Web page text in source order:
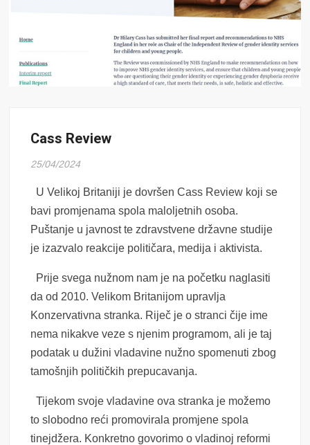
Cass Review
25/04/2024
U Velikoj Britaniji je dovršen Cass Review koji se
bavi promjenama spola maloljetnih osoba.
Puštanje u javnost te zdravstvene državne studije
je izazvalo reakcije političara, medija i aktivista.
Prije svega nužnom nam je na početku naglasiti
da od 2010. Velikom Britanijom upravlja
Konzervativna stranka. Riječ je o stranci čije ime
nema nikakve veze s njenim programom, ali je taj
podatak u dužini vladavine nužno spomenuti zbog
tamošnjih političkih prepucavanja.
Tijekom svoje vladavine ova stranka je možemo
to slobodno reći promovirala promjene spola
tinejdžera. Konkretno govorimo o vladinoj reformi